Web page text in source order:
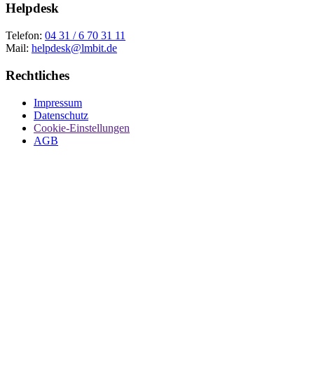
Helpdesk
Telefon: 04 31 / 6 70 31 11
Mail: helpdesk@lmbit.de
Rechtliches
Impressum
Datenschutz
Cookie-Einstellungen
AGB